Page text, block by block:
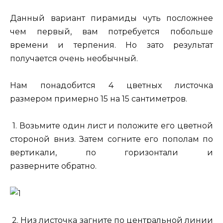
Данный вариант пирамиды чуть посложнее
чем первый, вам потребуется побольше
времени и терпения. Но зато результат
получается очень необычный.
Нам понадобится 4 цветных листочка
размером примерно 15 на 15 сантиметров.
1. Возьмите один лист и положите его цветной
стороной вниз. Затем согните его пополам по
вертикали, по горизонтали и
разверните обратно.
2. Низ листочка загните по центральной линии